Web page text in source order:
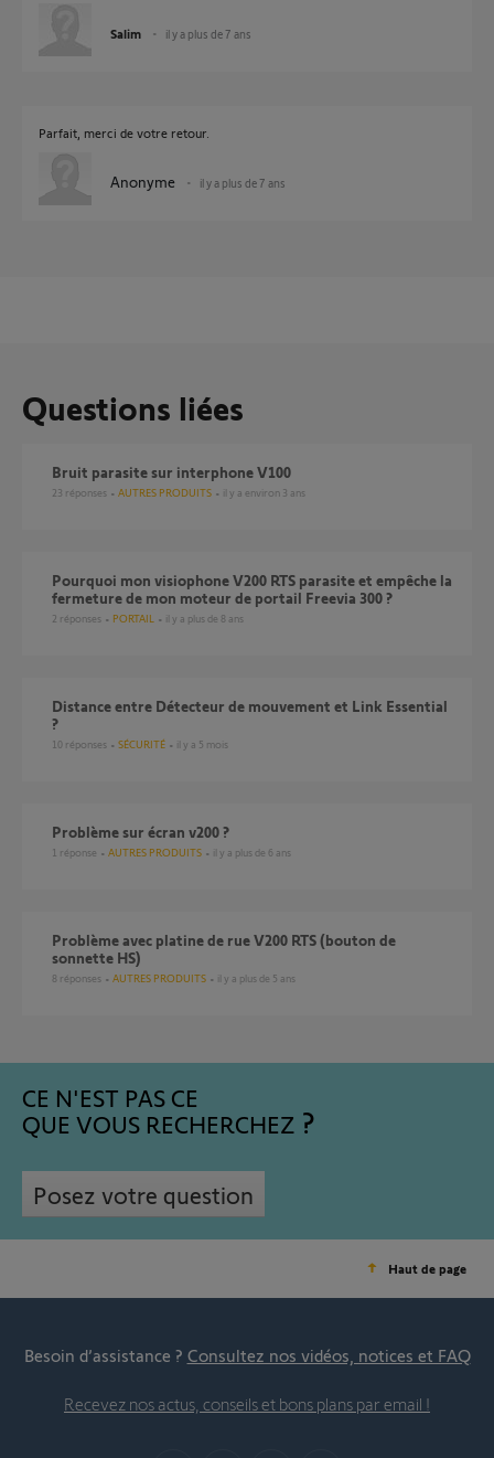
Salim il y a plus de 7 ans
Parfait, merci de votre retour.
Anonyme il y a plus de 7 ans
Questions liées
bruit parasite sur interphone V100
23 réponses AUTRES PRODUITS il y a environ 3 ans
Pourquoi mon visiophone V200 RTS parasite et empêche la
fermeture de mon moteur de portail Freevia 300 ?
2 réponses PORTAIL il y a plus de 8 ans
Distance entre Détecteur de mouvement et Link Essential
?
10 réponses SÉCURITÉ il y a 5 mois
problème sur écran v200 ?
1 réponse AUTRES PRODUITS il y a plus de 6 ans
Problème avec platine de rue V200 RTS (bouton de
sonnette HS)
8 réponses AUTRES PRODUITS il y a plus de 5 ans
CE N'EST PAS CE
QUE VOUS RECHERCHEZ
Posez votre question
Haut de page
Besoin d’assistance ? Consultez nos vidéos, notices et FAQ
Recevez nos actus, conseils et bons plans par email !